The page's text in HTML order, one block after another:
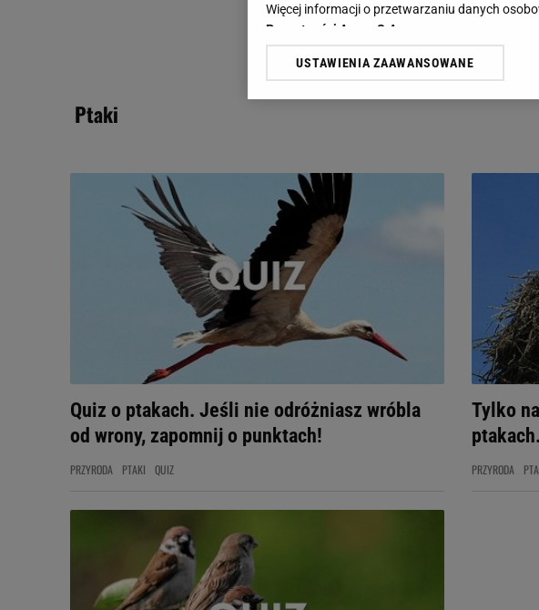
ptaki
Quiz o ptakach. Jeśli nie odróżniasz wróbla
od wrony, zapomnij o punktach!
PRZYRODA PTAKI QUIZ
Tylko
PRZYRODA
Więcej informacji o przetwarzaniu danych
Prywatności Agora S.A.
Klikając „Akceptuję” wyrażasz też zgodę na
My, nasi Zaufani Partnerzy i Agora S.A.
Użycie dokładnych danych
Przechowywanie informacji na urządzeniu lub
badnie odbiorców i ulepszanie usług.
Lista
USTAWIENIA ZAAWANSOWANE